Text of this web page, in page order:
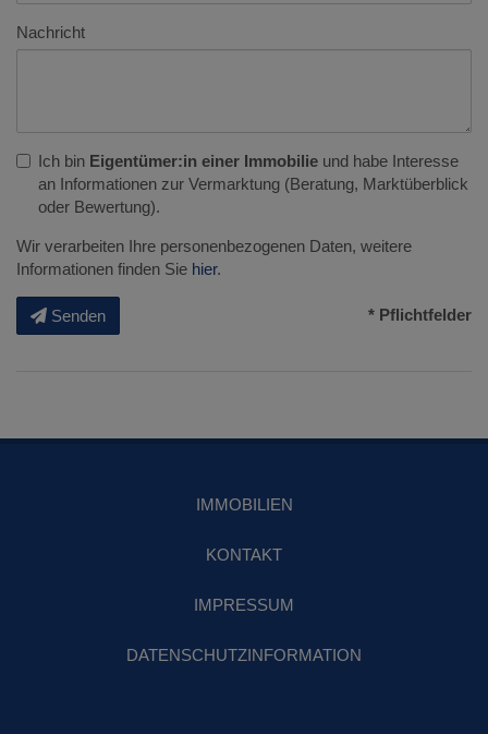
Nachricht
Ich bin Eigentümer:in einer Immobilie und habe Interesse
an Informationen zur Vermarktung (Beratung, Marktüberblick
oder Bewertung).
Wir verarbeiten Ihre personenbezogenen Daten, weitere
Informationen finden Sie hier.
Senden * Pflichtfelder
IMMOBILIEN
KONTAKT
IMPRESSUM
DATENSCHUTZINFORMATION